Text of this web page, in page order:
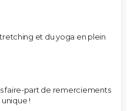
et du yoga en plein
faire-part de remerciements
!